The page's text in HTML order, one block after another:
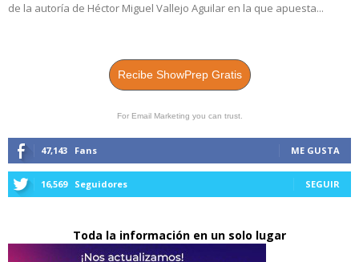
de la autoría de Héctor Miguel Vallejo Aguilar en la que apuesta...
Recibe ShowPrep Gratis
For Email Marketing you can trust.
47,143 Fans ME GUSTA
16,569 Seguidores SEGUIR
Toda la información en un solo lugar